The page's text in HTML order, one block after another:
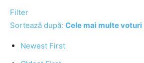
Filter
Sortează după: Cele mai multe voturi
Newest First